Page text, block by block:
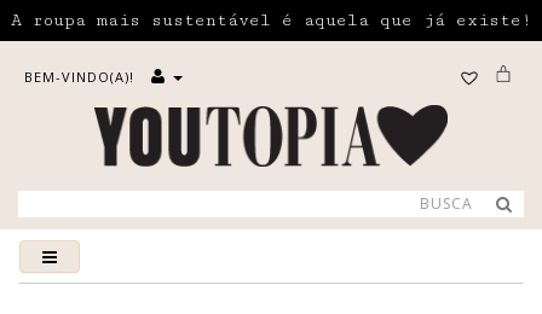
A roupa mais sustentável é aquela que já existe!
BEM-VINDO(A)!